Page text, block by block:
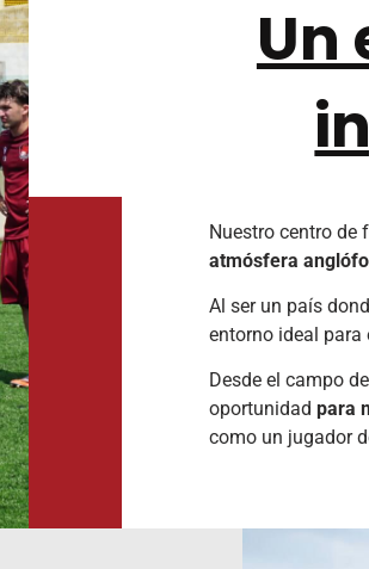
Un
Nuestro centro de
atmósfera
Al ser un país
entorno ideal
Desde el campo
oportunidad para
como un jugador